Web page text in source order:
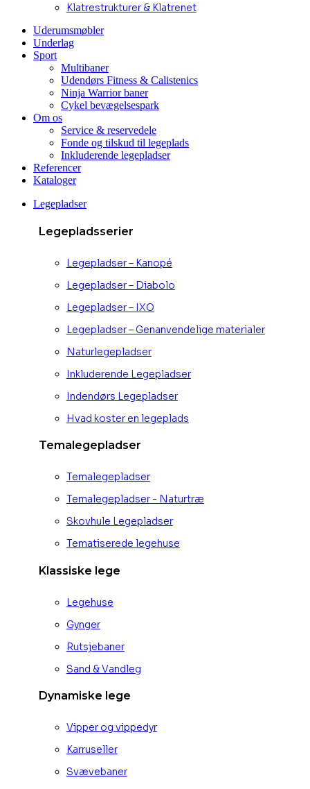
Klatrestrukturer & Klatrenet
Uderumsmøbler
Underlag
Sport
Multibaner
Udendørs Fitness & Calistenics
Ninja Warrior baner
Cykel bevægelsespark
Om os
Service & reservedele
Fonde og tilskud til legeplads
Inkluderende legepladser
Referencer
Kataloger
Legepladser
Legepladsserier
Legepladser – Kanopé
Legepladser – Diabolo
Legepladser – IXO
Legepladser – Genanvendelige materialer
Naturlegepladser
Inkluderende Legepladser
Indendørs Legepladser
Hvad koster en legeplads
Temalegepladser
Temalegepladser
Temalegepladser - Naturtræ
Skovhule Legepladser
Tematiserede legehuse
Klassiske lege
Legehuse
Gynger
Rutsjebaner
Sand & Vandleg
Dynamiske lege
Vipper og vippedyr
Karruseller
Svævebaner